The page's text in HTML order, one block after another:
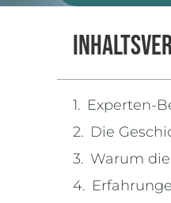
Experten-
Die
Warum